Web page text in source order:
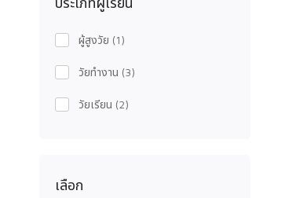
ผู้สูงวัย (1)
วัยทำงาน (3)
วัยเรียน (2)
เลือก